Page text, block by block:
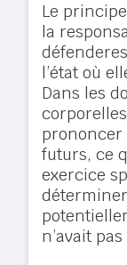
Le
la
l’état où
Dans les
prononcer
futurs, ce
exercice
n’avait